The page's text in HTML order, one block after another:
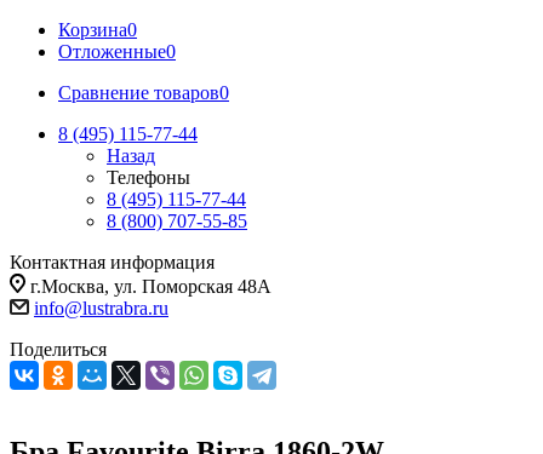
Корзина0
Отложенные0
Сравнение товаров0
8 (495) 115-77-44
Назад
Телефоны
8 (495) 115-77-44
8 (800) 707-55-85
Контактная информация
г.Москва, ул. Поморская 48А
info@lustrabra.ru
Поделиться